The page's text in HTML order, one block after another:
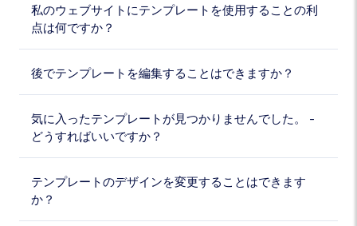
私のウェブサイトにテンプレートを使用することの利
点は何ですか？
後でテンプレートを編集することはできますか？
気に入ったテンプレートが見つかりませんでした。 -
どうすればいいですか？
テンプレートのデザインを変更することはできます
か？